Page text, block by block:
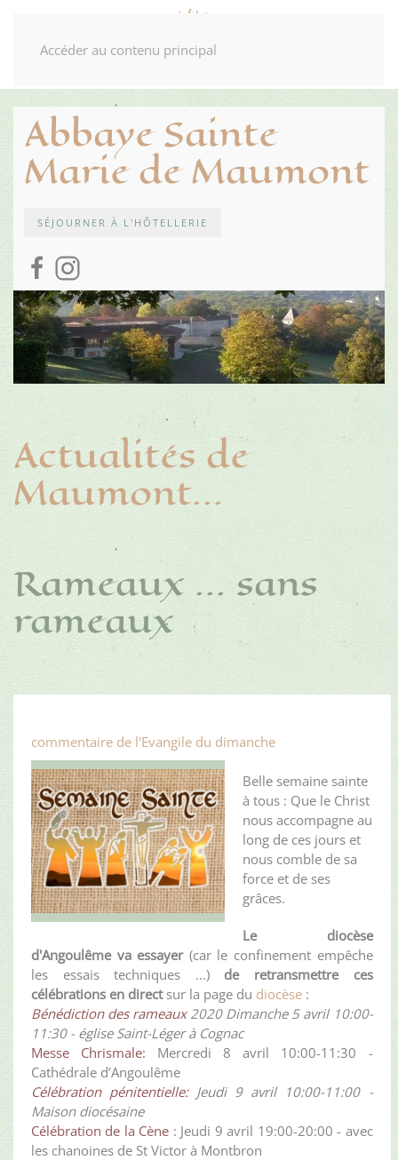
Accéder au contenu principal
Abbaye Sainte
Marie de Maumont
SÉJOURNER À L'HÔTELLERIE
Actualités de
Maumont...
Rameaux ... sans
rameaux
commentaire de l'Evangile du dimanche
Belle semaine sainte
à tous : Que le Christ
nous accompagne au
long de ces jours et
nous comble de sa
force et de ses
grâces.
Le diocèse
d'Angoulême va essayer(car le confinement empêche
les essais techniques ...) de retransmettre ces
célébrations en directsur la page du diocèse :
Bénédiction des rameaux2020 Dimanche 5 avril 10:00-
11:30 - église Saint-Léger à Cognac
Messe Chrismale: Mercredi 8 avril 10:00-11:30 -
Cathédrale d’Angoulême
Célébration pénitentielle: Jeudi 9 avril 10:00-11:00 -
Maison diocésaine
Célébration de la Cène : Jeudi 9 avril 19:00-20:00 - avec
les chanoines de St Victor à Montbron